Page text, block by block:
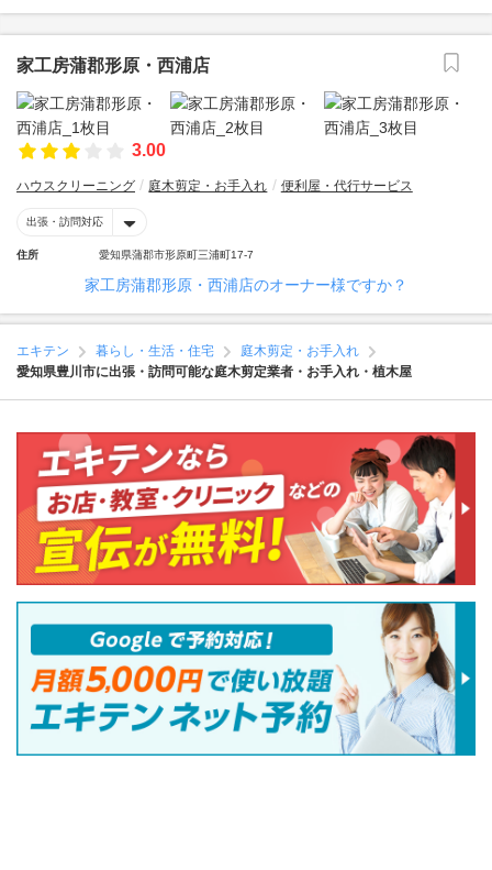
家工房蒲郡形原・西浦店
3.00
ハウスクリーニング 庭木剪定・お手入れ 便利屋・代行サービス
出張・訪問対応
住所 愛知県蒲郡市形原町三浦町17-7
家工房蒲郡形原・西浦店のオーナー様ですか？
エキテン 暮らし・生活・住宅
庭木剪定・お手入れ
愛知県豊川市に出張・訪問可能な庭木剪定業者・お手入れ・植木屋